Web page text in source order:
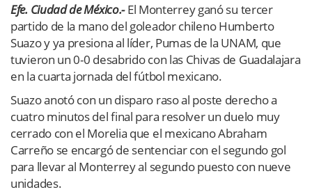
Efe. Ciudad de México.-El Monterrey ganó su tercer
partido de la mano del goleador chileno Humberto
Suazo y ya presiona al líder, Pumas de la UNAM, que
tuvieron un 0-0 desabrido con las Chivas de Guadalajara
en la cuarta jornada del fútbol mexicano.
Suazo anotó con un disparo raso al poste derecho a
cuatro minutos del final para resolver un duelo muy
cerrado con el Morelia que el mexicano Abraham
Carreño se encargó de sentenciar con el segundo gol
para llevar al Monterrey al segundo puesto con nueve
unidades.